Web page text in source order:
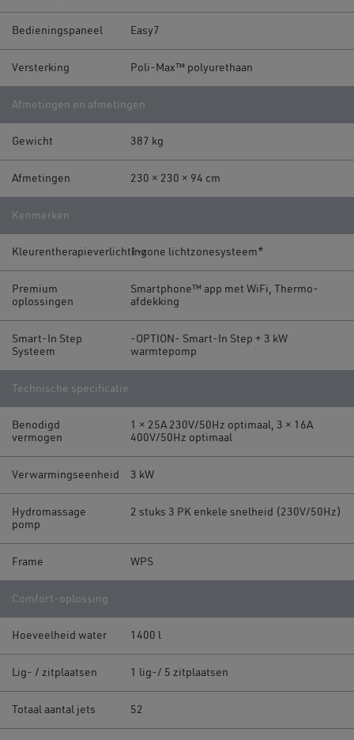
Bedieningspaneel Easy7
Versterking Poli-Max™ polyurethaan
Afmetingen en afmetingen
Gewicht 387 kg
Afmetingen 230 × 230 × 94 cm
Kenmerken
Kleurentherapieverlichting1-zone lichtzonesysteem*
Premium
oplossingen
Smartphone™ app met WiFi, Thermo-
afdekking
Smart-In Step
Systeem
-OPTION- Smart-In Step + 3 kW
warmtepomp
Technische specificatie
Benodigd
vermogen
1 × 25A 230V/50Hz optimaal, 3 × 16A
400V/50Hz optimaal
Verwarmingseenheid 3 kW
Hydromassage
pomp
2 stuks 3 PK enkele snelheid (230V/50Hz)
Frame WPS
Comfort-oplossing
Hoeveelheid water 1400 l
Lig- / zitplaatsen 1 lig-/ 5 zitplaatsen
Totaal aantal jets 52